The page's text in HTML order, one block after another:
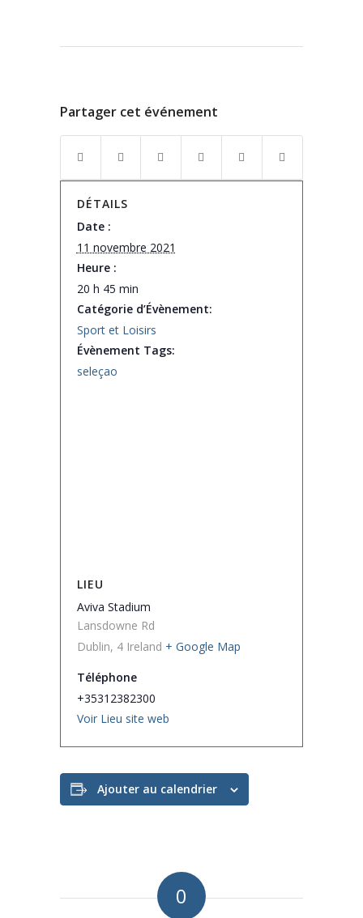
Partager cet événement
DÉTAILS
Date :
11 novembre 2021
Heure :
20 h 45 min
Catégorie d’Évènement:
Sport et Loisirs
Évènement Tags:
seleçao
LIEU
Aviva Stadium
Lansdowne Rd
Dublin, 4 Ireland + Google Map
Téléphone
+35312382300
Voir Lieu site web
Ajouter au calendrier
0